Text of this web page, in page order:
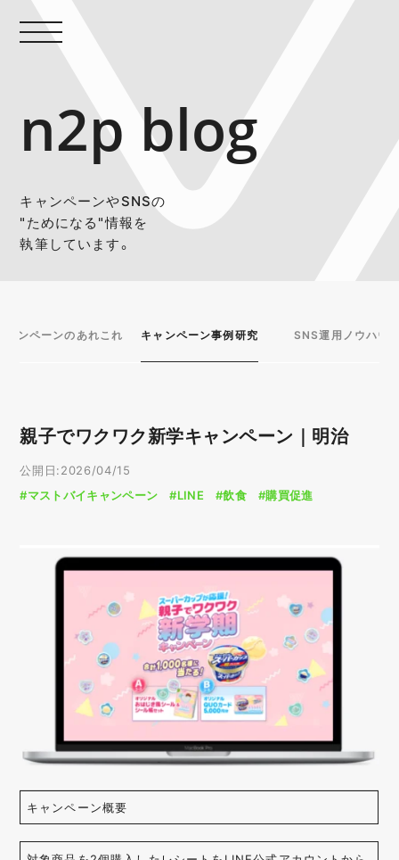
n2p blog
キャンペーンやSNSの
"ためになる"情報を
執筆しています。
ャンペーンのあれこれ キャンペーン事例研究 SNS運用ノウハウ
親子でワクワク新学キャンペーン｜明治
公開日:2026/04/15
#マストバイキャンペーン
#LINE #飲食 #購買促進
キャンペーン概要